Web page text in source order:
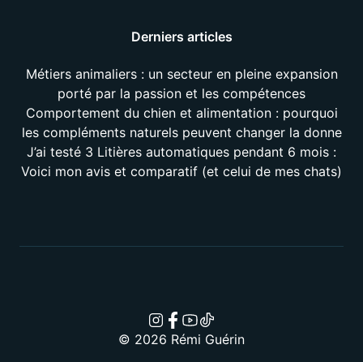
Derniers articles
Métiers animaliers : un secteur en pleine expansion
porté par la passion et les compétences
Comportement du chien et alimentation : pourquoi
les compléments naturels peuvent changer la donne
J’ai testé 3 Litières automatiques pendant 6 mois :
Voici mon avis et comparatif (et celui de mes chats)
© 2026 Rémi Guérin